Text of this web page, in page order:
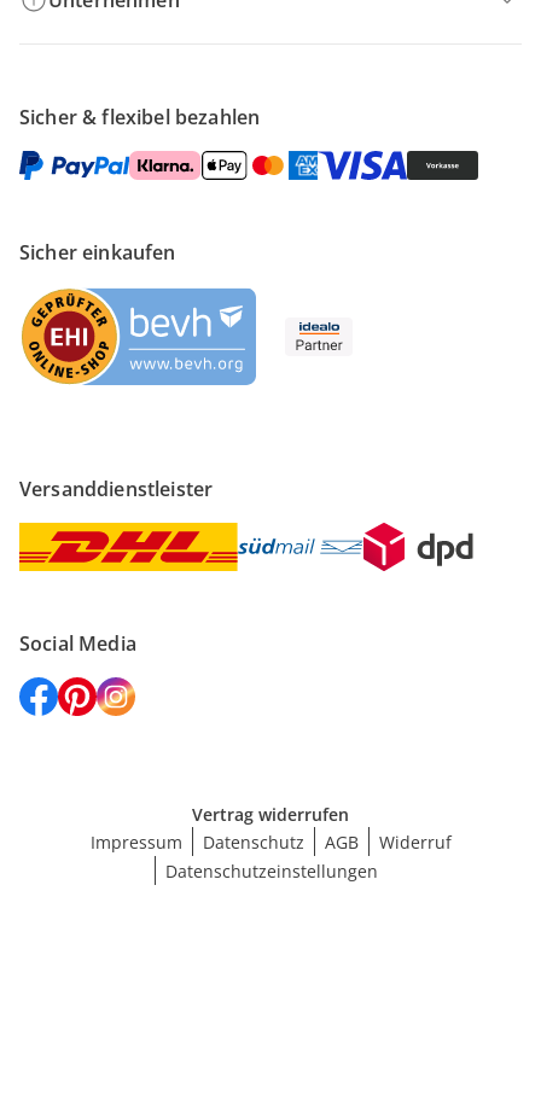
Sicher & flexibel bezahlen
Sicher einkaufen
Versanddienstleister
Social Media
Vertrag widerrufen
Impressum
Datenschutz AGB
Widerruf
Datenschutzeinstellungen